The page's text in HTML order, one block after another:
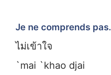
Je ne comprends pas.
ไม่เข้าใจ
`mai `khao djai